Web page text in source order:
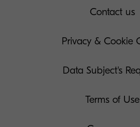
Contact us
Privacy & Cookie
Data Subject's
Terms of Use